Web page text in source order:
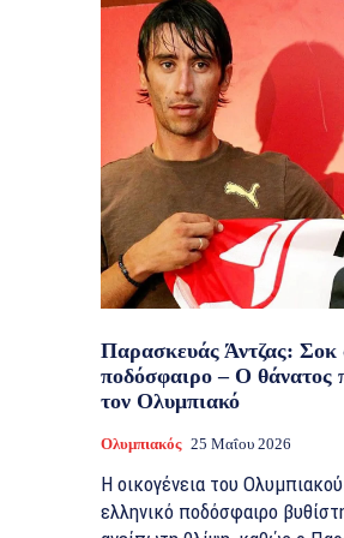
Παρασκευάς Άντζας: Σοκ
ποδόσφαιρο – Ο θάνατος
τον Ολυμπιακό
Ολυμπιακός 25 Μαΐου 2026
Η οικογένεια του
ελληνικό ποδόσφαιρο